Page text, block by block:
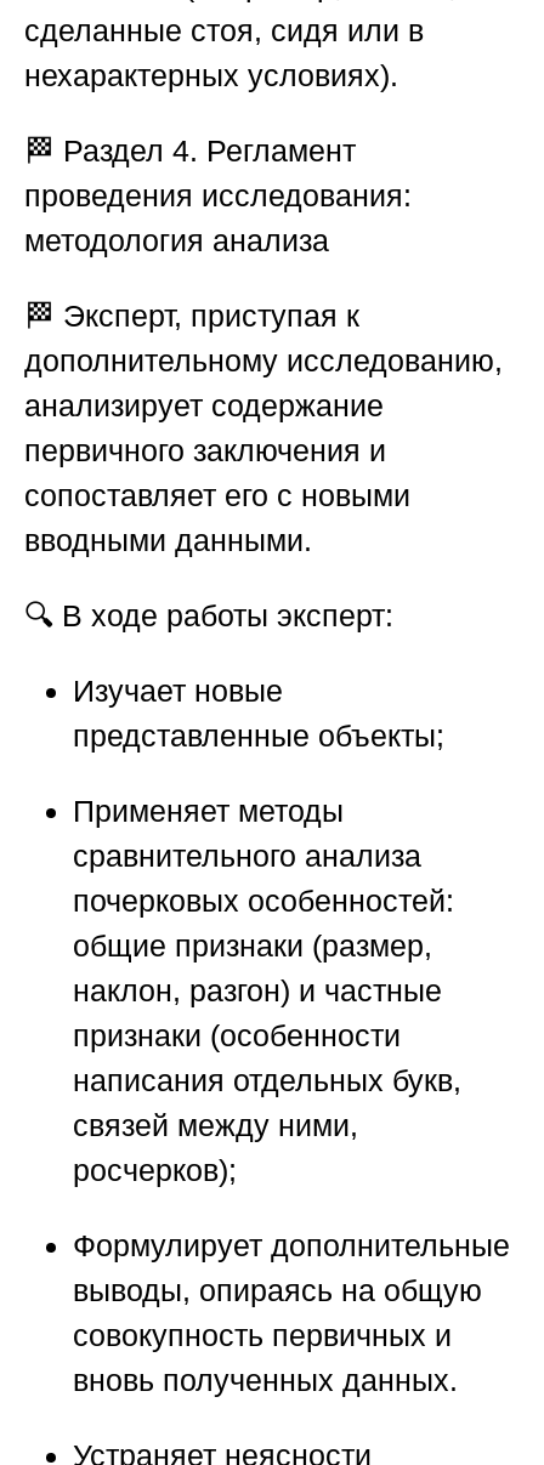
сделанные стоя, сидя или в
нехарактерных условиях).
🏁 Раздел 4. Регламент
проведения исследования:
методология анализа
🏁 Эксперт, приступая к
дополнительному исследованию,
анализирует содержание
первичного заключения и
сопоставляет его с новыми
вводными данными.
🔍 В ходе работы эксперт:
Изучает новые
представленные объекты;
Применяет методы
сравнительного анализа
почерковых особенностей:
общие признаки (размер,
наклон, разгон) и частные
признаки (особенности
написания отдельных букв,
связей между ними,
росчерков);
Формулирует дополнительные
выводы, опираясь на общую
совокупность первичных и
вновь полученных данных.
Устраняет неясности